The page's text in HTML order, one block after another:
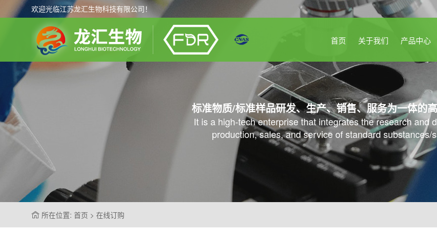
欢迎光临江苏龙汇生物科技有限公司！
首页 关于我们 产品中心
标准物质/标准样品研发、生产、销售、服务为一体的
It is a high-tech enterprise that integrates the research and
production, sales, and service of standard substances/
所在位置: 首页 > 在线订购